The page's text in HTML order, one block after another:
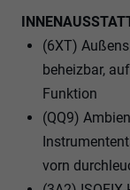
(6XT)
beheizbar,
Funktion
(QQ9)
vorn